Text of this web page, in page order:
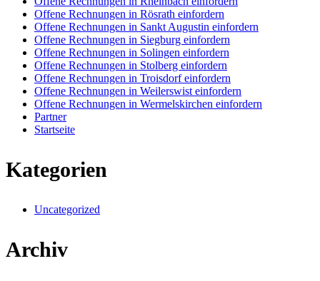
Offene Rechnungen in Rösrath einfordern
Offene Rechnungen in Sankt Augustin einfordern
Offene Rechnungen in Siegburg einfordern
Offene Rechnungen in Solingen einfordern
Offene Rechnungen in Stolberg einfordern
Offene Rechnungen in Troisdorf einfordern
Offene Rechnungen in Weilerswist einfordern
Offene Rechnungen in Wermelskirchen einfordern
Partner
Startseite
Kategorien
Uncategorized
Archiv